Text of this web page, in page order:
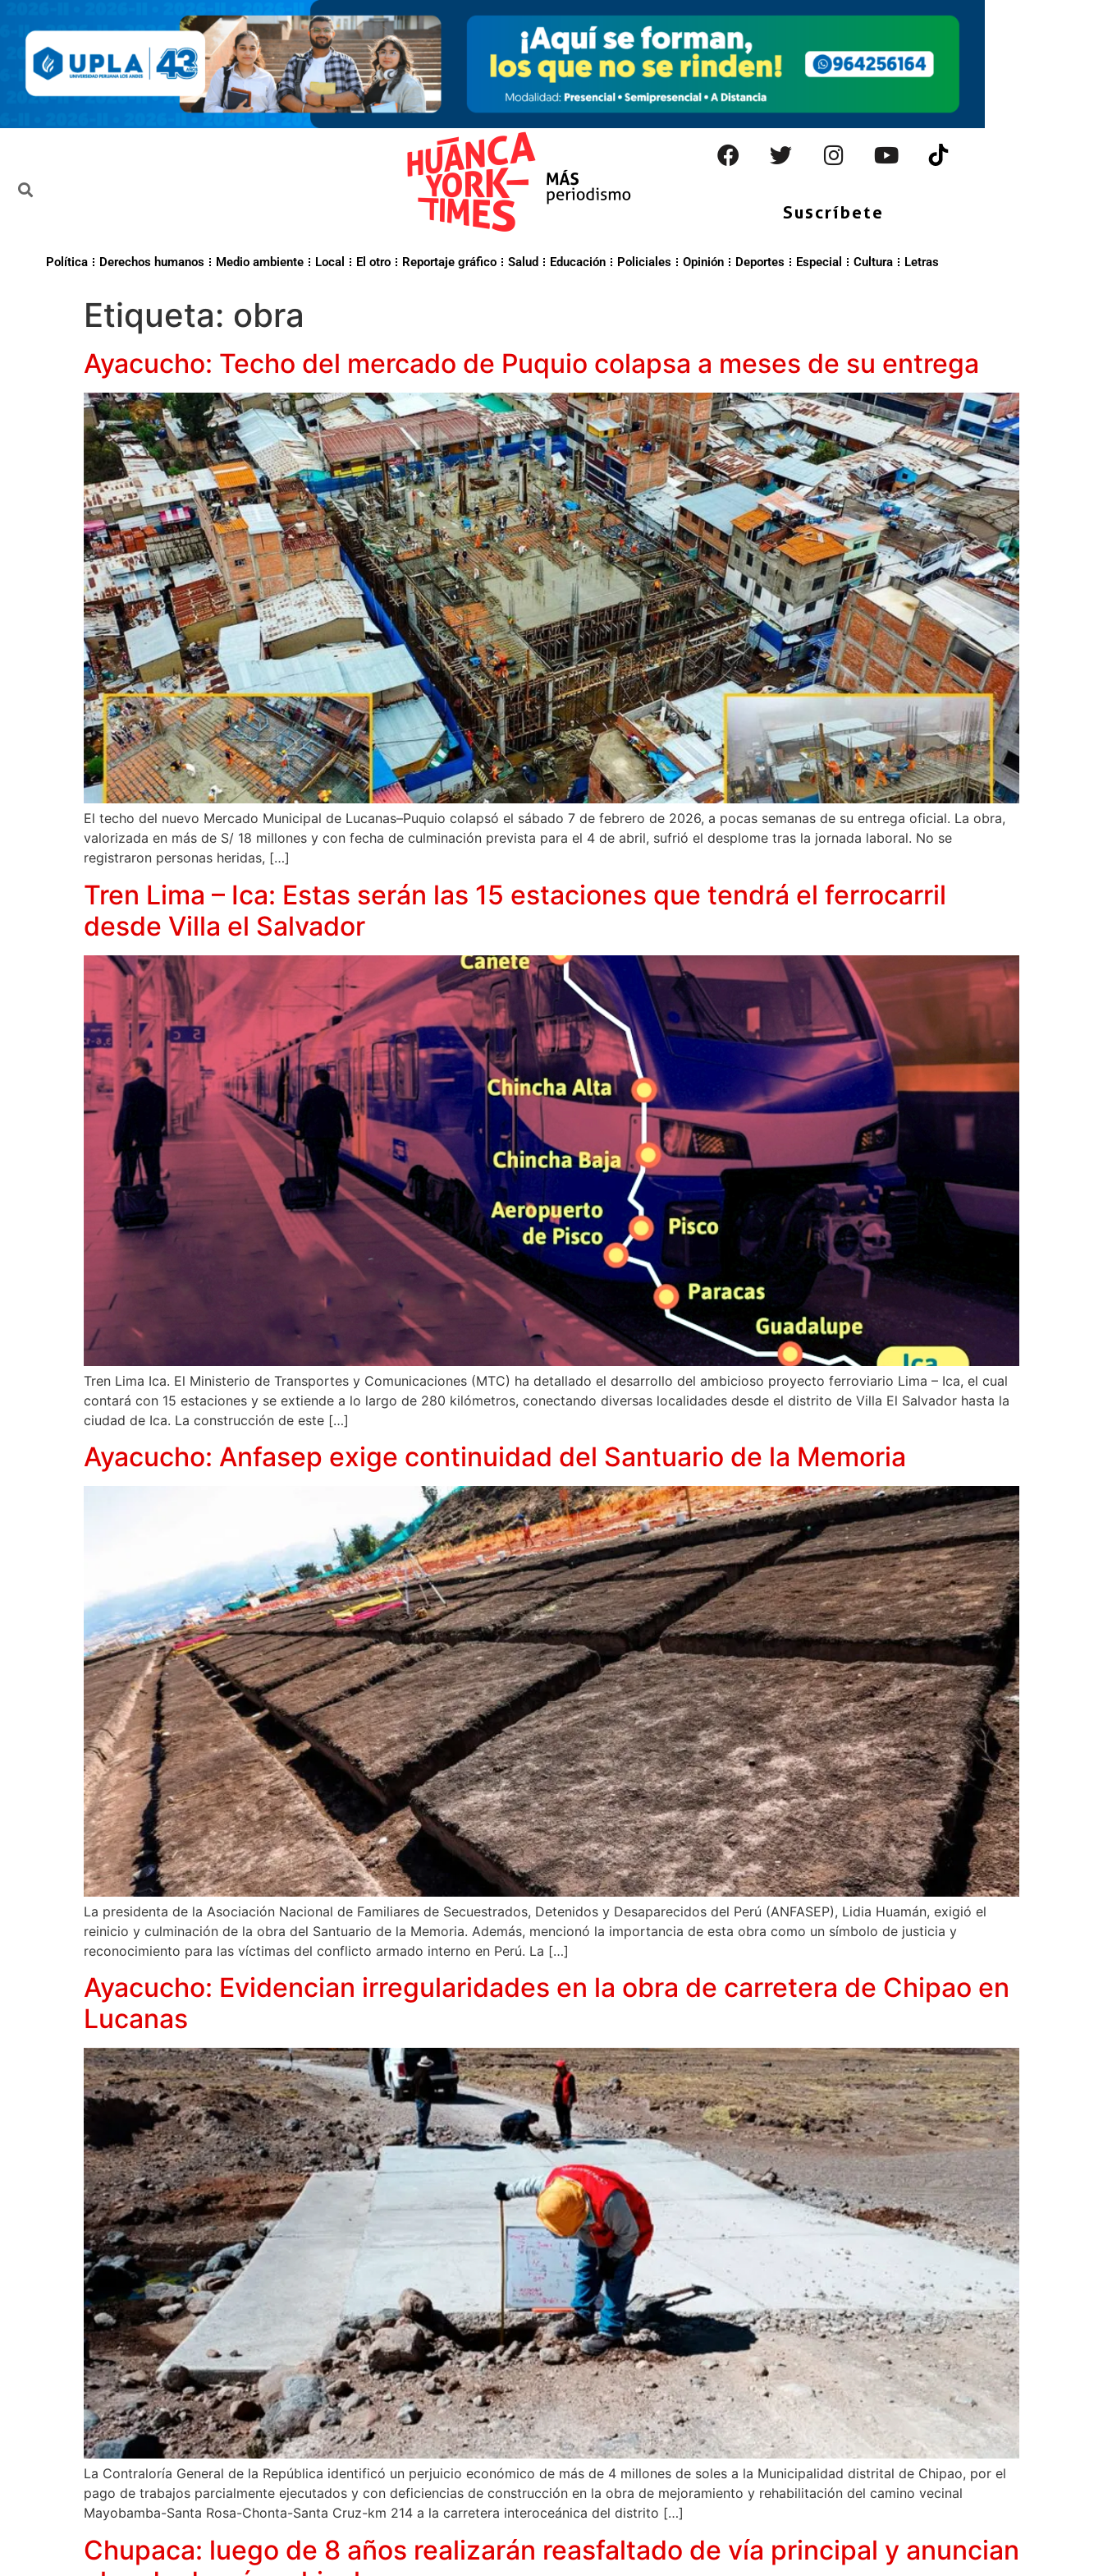
Suscríbete
Política Derechos humanos Medio ambiente Local El otro Reportaje gráfico Salud Educación Policiales Opinión Deportes Especial Cultura Letras
Etiqueta: obra
Ayacucho: Techo del mercado de Puquio colapsa a meses de su entrega
El techo del nuevo Mercado Municipal de Lucanas–Puquio colapsó el sábado 7 de febrero de 2026, a pocas semanas de su entrega oficial. La obra,
valorizada en más de S/ 18 millones y con fecha de culminación prevista para el 4 de abril, sufrió el desplome tras la jornada laboral. No se
registraron personas heridas, […]
Tren Lima – Ica: Estas serán las 15 estaciones que tendrá el ferrocarril
desde Villa el Salvador
Tren Lima Ica. El Ministerio de Transportes y Comunicaciones (MTC) ha detallado el desarrollo del ambicioso proyecto ferroviario Lima – Ica, el cual
contará con 15 estaciones y se extiende a lo largo de 280 kilómetros, conectando diversas localidades desde el distrito de Villa El Salvador hasta la
ciudad de Ica. La construcción de este […]
Ayacucho: Anfasep exige continuidad del Santuario de la Memoria
La presidenta de la Asociación Nacional de Familiares de Secuestrados, Detenidos y Desaparecidos del Perú (ANFASEP), Lidia Huamán, exigió el
reinicio y culminación de la obra del Santuario de la Memoria. Además, mencionó la importancia de esta obra como un símbolo de justicia y
reconocimiento para las víctimas del conflicto armado interno en Perú. La […]
Ayacucho: Evidencian irregularidades en la obra de carretera de Chipao en
Lucanas
La Contraloría General de la República identificó un perjuicio económico de más de 4 millones de soles a la Municipalidad distrital de Chipao, por el
pago de trabajos parcialmente ejecutados y con deficiencias de construcción en la obra de mejoramiento y rehabilitación del camino vecinal
Mayobamba-Santa Rosa-Chonta-Santa Cruz-km 214 a la carretera interoceánica del distrito […]
Chupaca: luego de 8 años realizarán reasfaltado de vía principal y anuncian